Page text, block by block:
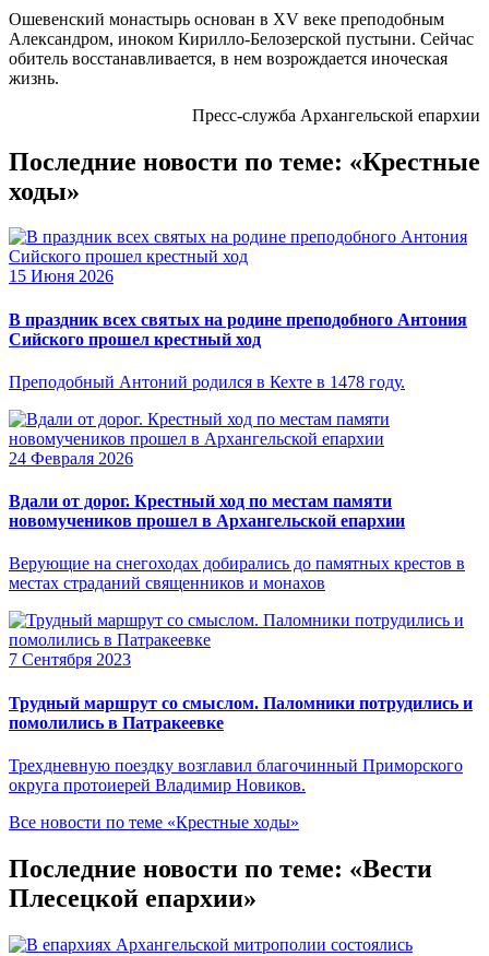
Ошевенский монастырь основан в XV веке преподобным
Александром, иноком Кирилло-Белозерской пустыни. Сейчас
обитель восстанавливается, в нем возрождается иноческая
жизнь.
Пресс-служба Архангельской епархии
Последние новости по теме: «Крестные
ходы»
15 Июня 2026
В праздник всех святых на родине преподобного Антония
Сийского прошел крестный ход
Преподобный Антоний родился в Кехте в 1478 году.
24 Февраля 2026
Вдали от дорог. Крестный ход по местам памяти
новомучеников прошел в Архангельской епархии
Верующие на снегоходах добирались до памятных крестов в
местах страданий священников и монахов
7 Сентября 2023
Трудный маршрут со смыслом. Паломники потрудились и
помолились в Патракеевке
Трехдневную поездку возглавил благочинный Приморского
округа протоиерей Владимир Новиков.
Все новости по теме «Крестные ходы»
Последние новости по теме: «Вести
Плесецкой епархии»